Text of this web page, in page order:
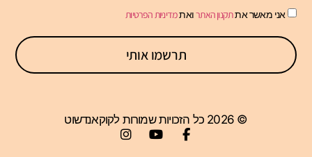
אני מאשר אתתקנון האתרואתמדיניות הפרטיות
תרשמו אותי
© 2026 כל הזכויות שמורות לקוקאנדשוט